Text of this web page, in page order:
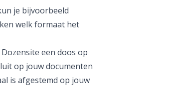
je bijvoorbeeld
welk formaat het
een doos op
op jouw documenten
is afgestemd op jouw